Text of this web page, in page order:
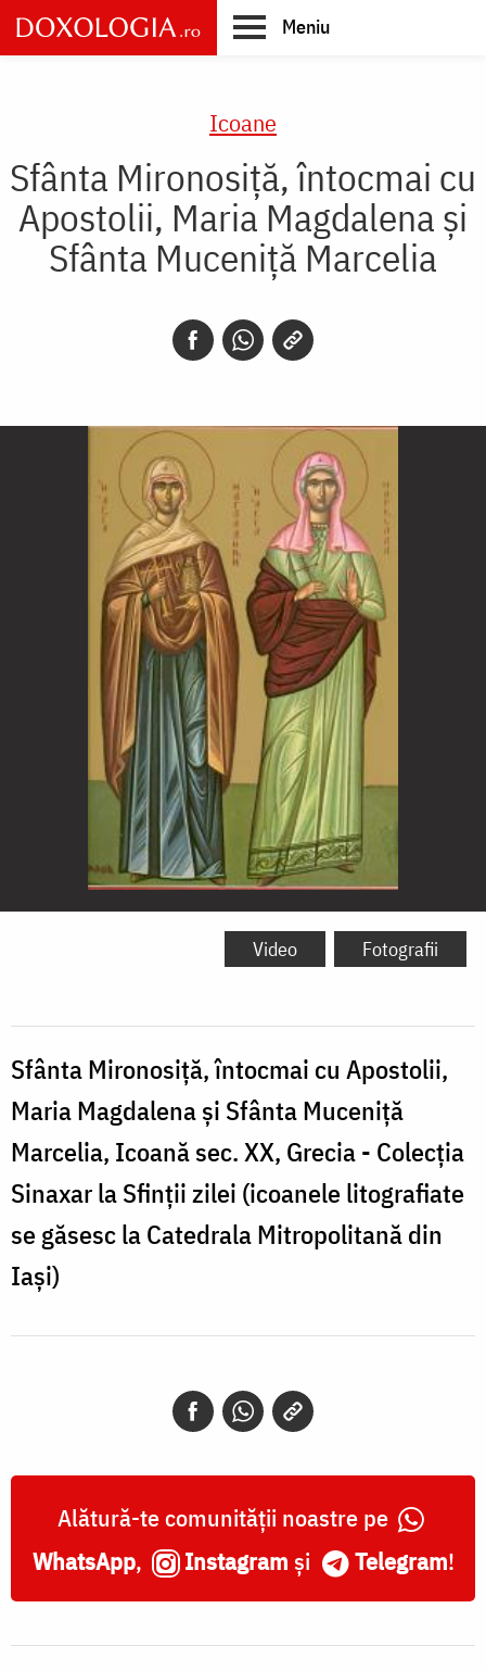
Skip
to
main
Meniu
Icoane
Sfânta Mironosiță, întocmai cu
Apostolii, Maria Magdalena și
Sfânta Muceniță Marcelia
Sfânta
cu
Apostolii,
Maria
Magdalena
și
Sfânta
Muceniță
Marcelia,
Icoană
Video Fotografii
Sfânta Mironosiță, întocmai cu Apostolii,
Maria Magdalena și Sfânta Muceniță
Marcelia, Icoană sec. XX, Grecia - Colecția
Sinaxar la Sfinții zilei (icoanele litografiate
se găsesc la Catedrala Mitropolitană din
Iași)
Alătură-te comunității noastre pe
WhatsApp, Instagram și Telegram!